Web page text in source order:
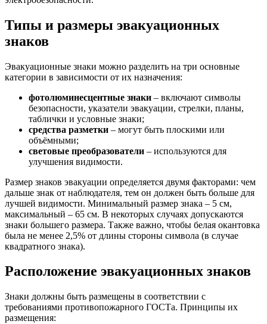
Типы и размеры эвакуационных
знаков
Эвакуационные знаки можно разделить на три основные
категории в зависимости от их назначения:
фотолюминесцентные знаки – включают символы
безопасности, указатели эвакуации, стрелки, планы,
таблички и условные знаки;
средства разметки – могут быть плоскими или
объёмными;
световые преобразователи – используются для
улучшения видимости.
Размер знаков эвакуации определяется двумя факторами: чем
дальше знак от наблюдателя, тем он должен быть больше для
лучшей видимости. Минимальный размер знака – 5 см,
максимальный – 65 см. В некоторых случаях допускаются
знаки большего размера. Также важно, чтобы белая окантовка
была не менее 2,5% от длины стороны символа (в случае
квадратного знака).
Расположение эвакуационных знаков
Знаки должны быть размещены в соответствии с
требованиями противопожарного ГОСТа. Принципы их
размещения: